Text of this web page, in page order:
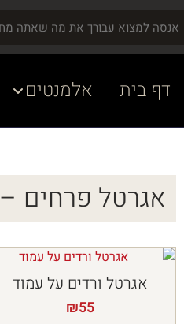
דף בית אלמנטים
אגרטל פרחים – Flower vase
אגרטל ורדים על עמוד
₪55